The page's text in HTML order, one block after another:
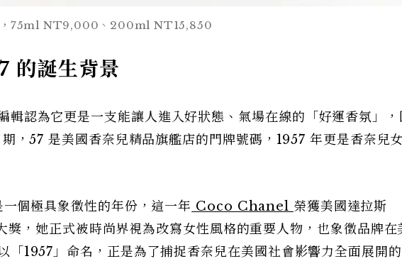
，75ml NT9,000、200ml NT15,850
誕生背景
輯認為它更是一支能讓人進入好狀態、氣場在線的「好運香氛」
，57 是美國香奈兒精品旗艦店的門牌號碼，1957 年更是香奈兒
個極具象徵性的年份，這一年 Coco Chanel 榮獲美國達拉斯
，她正式被時尚界視為改寫女性風格的重要人物，也象徵品牌在
「1957」命名，正是為了捕捉香奈兒在美國社會影響力全面展開